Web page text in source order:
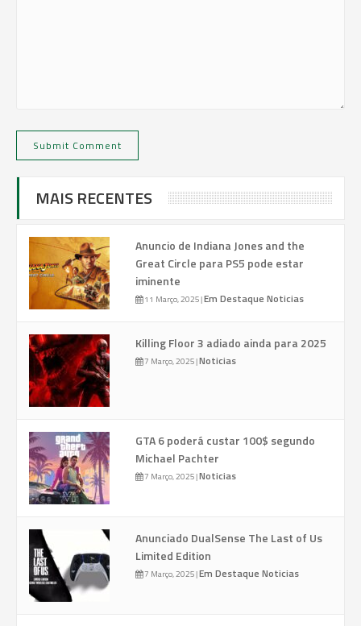
MAIS RECENTES
Anuncio de Indiana Jones and the
Great Circle para PS5 pode estar
iminente
11 Março, 2025|Em Destaque Noticias
Killing Floor 3 adiado ainda para 2025
7 Março, 2025|Noticias
GTA 6 poderá custar 100$ segundo
Michael Pachter
7 Março, 2025|Noticias
Anunciado DualSense The Last of Us
Limited Edition
7 Março, 2025|Em Destaque Noticias